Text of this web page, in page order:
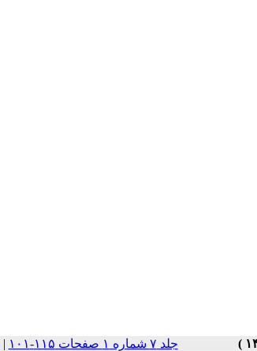
جلد ۷ شماره ۱ صفحات ۱۱۵-۱۰۱ |